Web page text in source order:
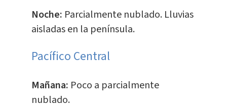
Noche: Parcialmente nublado. Lluvias
aisladas en la península.
Pacífico Central
Mañana: Poco a parcialmente
nublado.